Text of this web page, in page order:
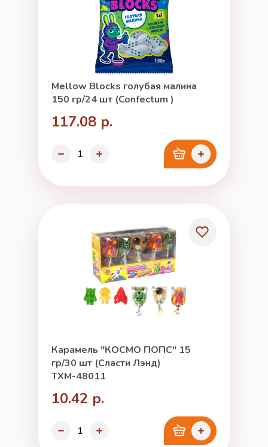
Mellow Blocks голубая малина
150 гр/24 шт (Confectum )
117.08 р.
Карамель "КОСМО ПОПС" 15
гр/30 шт (Сласти Лэнд)
ТХМ-48011
10.42 р.